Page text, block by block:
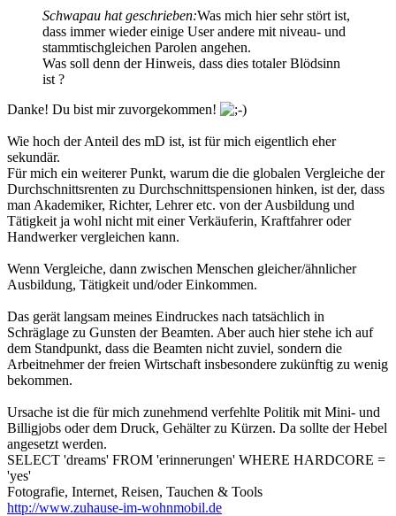
Schwapau hat geschrieben:Was mich hier sehr stört ist,
dass immer wieder einige User andere mit niveau- und
stammtischgleichen Parolen angehen.
Was soll denn der Hinweis, dass dies totaler Blödsinn
ist ?
Danke! Du bist mir zuvorgekommen!
Wie hoch der Anteil des mD ist, ist für mich eigentlich eher
sekundär.
Für mich ein weiterer Punkt, warum die die globalen Vergleiche der
Durchschnittsrenten zu Durchschnittspensionen hinken, ist der, dass
man Akademiker, Richter, Lehrer etc. von der Ausbildung und
Tätigkeit ja wohl nicht mit einer Verkäuferin, Kraftfahrer oder
Handwerker vergleichen kann.
Wenn Vergleiche, dann zwischen Menschen gleicher/ähnlicher
Ausbildung, Tätigkeit und/oder Einkommen.
Das gerät langsam meines Eindruckes nach tatsächlich in
Schräglage zu Gunsten der Beamten. Aber auch hier stehe ich auf
dem Standpunkt, dass die Beamten nicht zuviel, sondern die
Arbeitnehmer der freien Wirtschaft insbesondere zukünftig zu wenig
bekommen.
Ursache ist die für mich zunehmend verfehlte Politik mit Mini- und
Billigjobs oder dem Druck, Gehälter zu Kürzen. Da sollte der Hebel
angesetzt werden.
SELECT 'dreams' FROM 'erinnerungen' WHERE HARDCORE =
'yes'
Fotografie, Internet, Reisen, Tauchen & Tools
http://www.zuhause-im-wohnmobil.de